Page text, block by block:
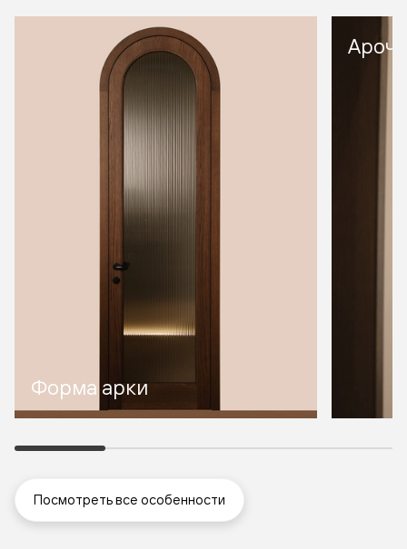
Форма арки
Посмотреть все особенности